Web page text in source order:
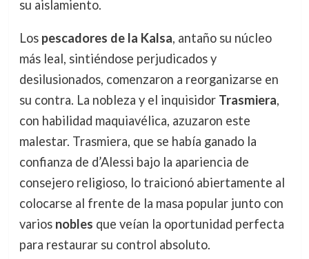
su aislamiento.
Los pescadores de la Kalsa, antaño su núcleo
más leal, sintiéndose perjudicados y
desilusionados, comenzaron a reorganizarse en
su contra. La nobleza y el inquisidor Trasmiera,
con habilidad maquiavélica, azuzaron este
malestar. Trasmiera, que se había ganado la
confianza de d’Alessi bajo la apariencia de
consejero religioso, lo traicionó abiertamente al
colocarse al frente de la masa popular junto con
varios nobles que veían la oportunidad perfecta
para restaurar su control absoluto.